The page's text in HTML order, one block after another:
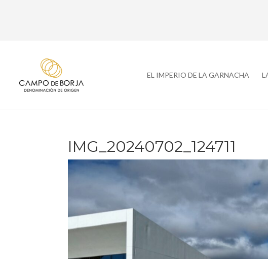
EL IMPERIO DE LA GARNACHA
IMG_20240702_124711